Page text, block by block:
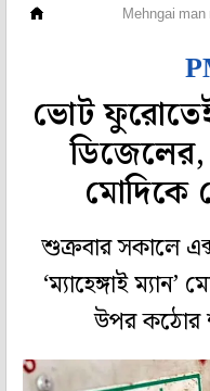
Mehngai
ভোট
ডিজেলের,
মোদিকে
শুক্রবার সকালে
‘ম্যাহেঙ্গাই
উপর কঠোর